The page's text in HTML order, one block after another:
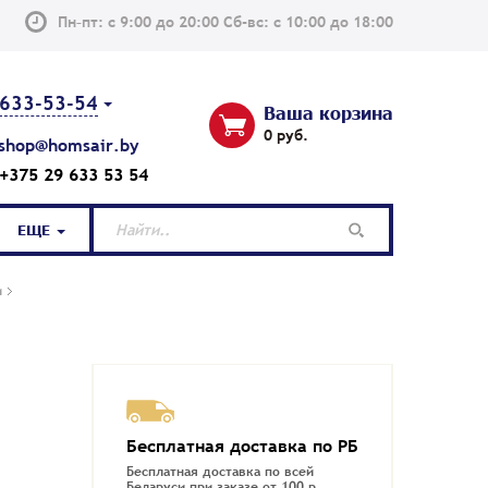
Пн–пт: с 9:00 до 20:00 Сб-вс: с 10:00 до 18:00
633-53-54
+375 29 633 53 54
Ваша корзина
0 руб.
Бесплатная доставка по РБ
Бесплатная доставка по всей
ЕЩЕ